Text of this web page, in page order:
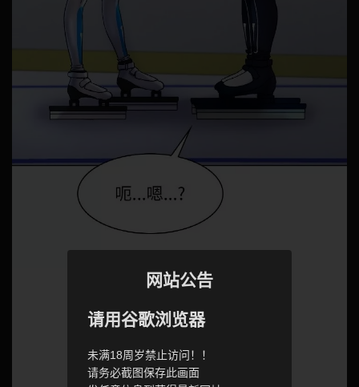
网站公告
请用谷歌浏览器
未满18周岁禁止访问！！
请务必截图保存此画面